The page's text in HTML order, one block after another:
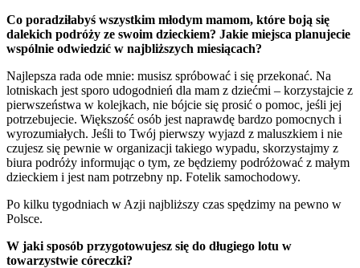
Co poradziłabyś wszystkim młodym mamom, które boją się
dalekich podróży ze swoim dzieckiem? Jakie miejsca planujecie
wspólnie odwiedzić w najbliższych miesiącach?
Najlepsza rada ode mnie: musisz spróbować i się przekonać. Na
lotniskach jest sporo udogodnień dla mam z dziećmi – korzystajcie z
pierwszeństwa w kolejkach, nie bójcie się prosić o pomoc, jeśli jej
potrzebujecie. Większość osób jest naprawdę bardzo pomocnych i
wyrozumiałych. Jeśli to Twój pierwszy wyjazd z maluszkiem i nie
czujesz się pewnie w organizacji takiego wypadu, skorzystajmy z
biura podróży informując o tym, ze będziemy podróżować z małym
dzieckiem i jest nam potrzebny np. Fotelik samochodowy.
Po kilku tygodniach w Azji najbliższy czas spędzimy na pewno w
Polsce.
W jaki sposób przygotowujesz się do długiego lotu w
towarzystwie córeczki?